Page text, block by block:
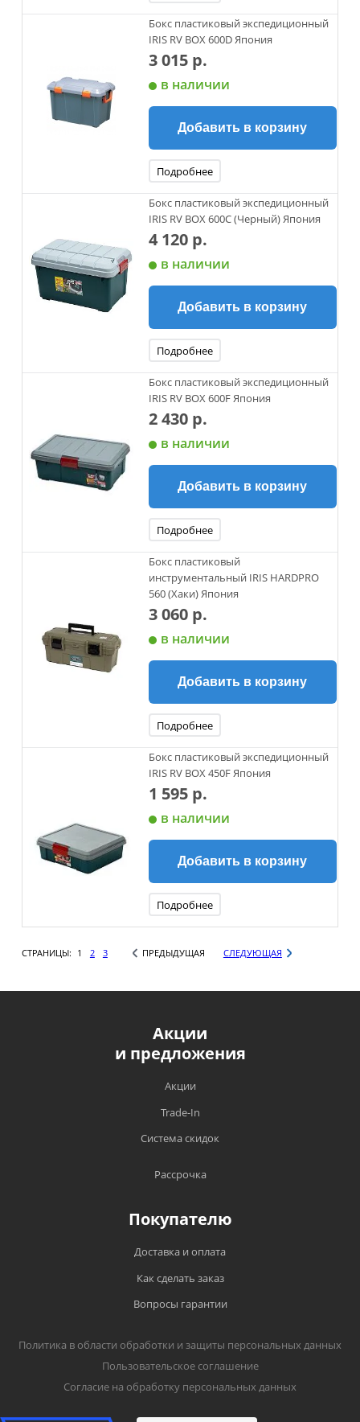
Бокс пластиковый экспедиционный
IRIS RV BOX 600D Япония
3 015 р.
в наличии
Добавить в корзину
Подробнее
Бокс пластиковый экспедиционный
IRIS RV BOX 600C (Черный) Япония
4 120 р.
в наличии
Добавить в корзину
Подробнее
Бокс пластиковый экспедиционный
IRIS RV BOX 600F Япония
2 430 р.
в наличии
Добавить в корзину
Подробнее
Бокс пластиковый
инструментальный IRIS HARDPRO
560 (Хаки) Япония
3 060 р.
в наличии
Добавить в корзину
Подробнее
Бокс пластиковый экспедиционный
IRIS RV BOX 450F Япония
1 595 р.
в наличии
Добавить в корзину
Подробнее
СТРАНИЦЫ: 1 2 3 ПРЕДЫДУЩАЯ СЛЕДУЮЩАЯ
Акции
и предложения
Акции
Trade-In
Система скидок
Рассрочка
Покупателю
Доставка и оплата
Как сделать заказ
Вопросы гарантии
Политика в области обработки и защиты персональных данных
Пользовательское соглашение
Согласие на обработку персональных данных